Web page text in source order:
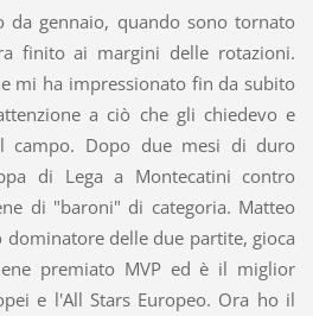
da gennaio, quando sono tornato
finito ai margini delle rotazioni.
mi ha impressionato fin da subito
a ciò che gli chiedevo e
campo. Dopo due mesi di duro
di Lega a Montecatini contro
di "baroni" di categoria. Matteo
dominatore delle due partite, gioca
premiato MVP ed è il miglior
e l'All Stars Europeo. Ora ho il